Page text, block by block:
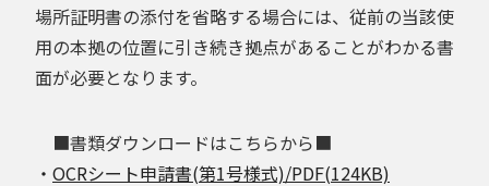
場所証明書の添付を省略する場合には、従前の当該使
用の本拠の位置に引き続き拠点があることがわかる書
面が必要となります。
■書類ダウンロードはこちらから■
・ OCRシート申請書(第1号様式)/PDF(124KB)